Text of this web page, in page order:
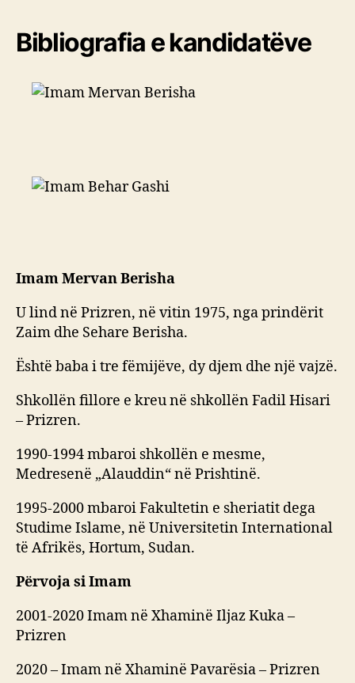
Bibliografia e kandidatëve
Imam Mervan Berisha
U lind në Prizren, në vitin 1975, nga prindërit
Zaim dhe Sehare Berisha.
Është baba i tre fëmijëve, dy djem dhe një vajzë.
Shkollën fillore e kreu në shkollën Fadil Hisari
– Prizren.
1990-1994 mbaroi shkollën e mesme,
Medresenë „Alauddin“ në Prishtinë.
1995-2000 mbaroi Fakultetin e sheriatit dega
Studime Islame, në Universitetin International
të Afrikës, Hortum, Sudan.
Përvoja si Imam
2001-2020 Imam në Xhaminë Iljaz Kuka –
Prizren
2020 – Imam në Xhaminë Pavarësia – Prizren